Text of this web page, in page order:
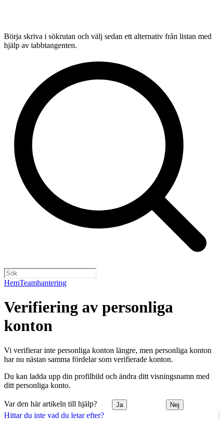
Börja skriva i sökrutan och välj sedan ett alternativ från listan med
hjälp av tabbtangenten.
HemTeamhantering
Hittar du inte vad du letar efter?
Verifiering av personliga
konton
Vi verifierar inte personliga konton längre, men personliga konton
har nu nästan samma fördelar som verifierade konton.
Du kan ladda upp din profilbild och ändra ditt visningsnamn med
ditt personliga konto.
Var den här artikeln till hjälp? Ja Nej